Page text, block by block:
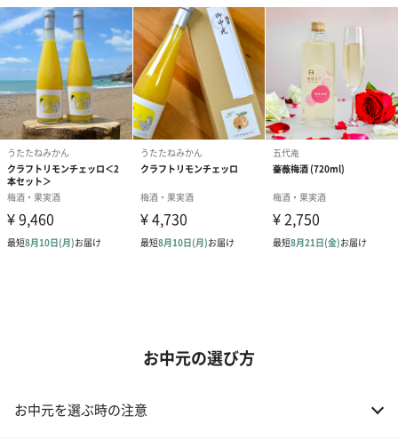
お中元の選び方
お中元を選ぶ時の注意